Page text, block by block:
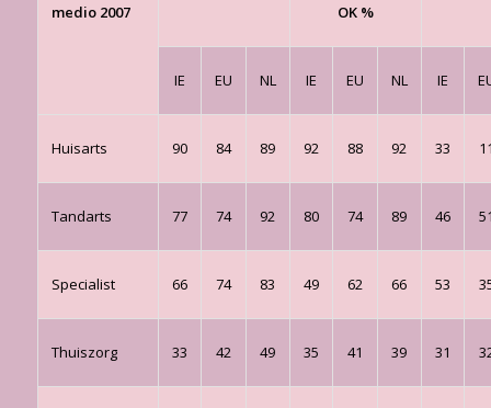
medio 2007
OK %
IE EU NL IE EU NL IE
Huisarts 90 84 89 92 88 92 33
Tandarts 77 74 92 80 74 89 46
Specialist 66 74 83 49 62 66 53
Thuiszorg 33 42 49 35 41 39 31